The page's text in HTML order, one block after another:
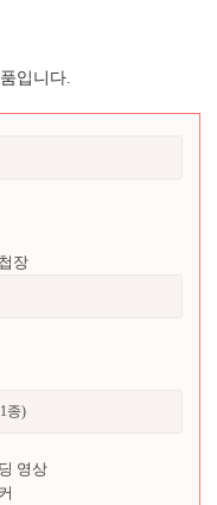
입니다.
장
종)
영상